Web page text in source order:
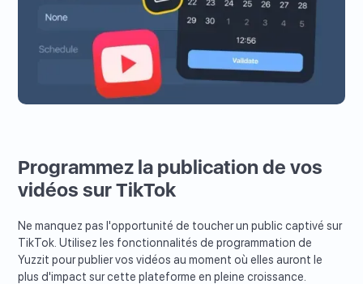
Programmez la publication de vos
vidéos sur TikTok
Ne manquez pas l'opportunité de toucher un public captivé sur
TikTok. Utilisez les fonctionnalités de programmation de
Yuzzit pour publier vos vidéos au moment où elles auront le
plus d'impact sur cette plateforme en pleine croissance.